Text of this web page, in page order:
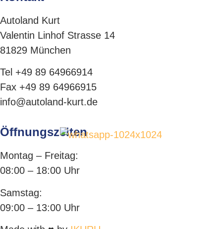
Autoland Kurt
Valentin Linhof Strasse 14
81829 München
Tel +49 89 64966914
Fax +49 89 64966915
info@autoland-kurt.de
Öffnungszeiten
Montag – Freitag:
08:00 – 18:00 Uhr
Samstag:
09:00 – 13:00 Uhr